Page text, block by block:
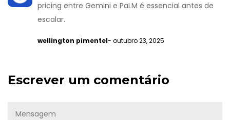
pricing entre Gemini e PaLM é essencial antes de
escalar.
wellington pimentel- outubro 23, 2025
Escrever um comentário